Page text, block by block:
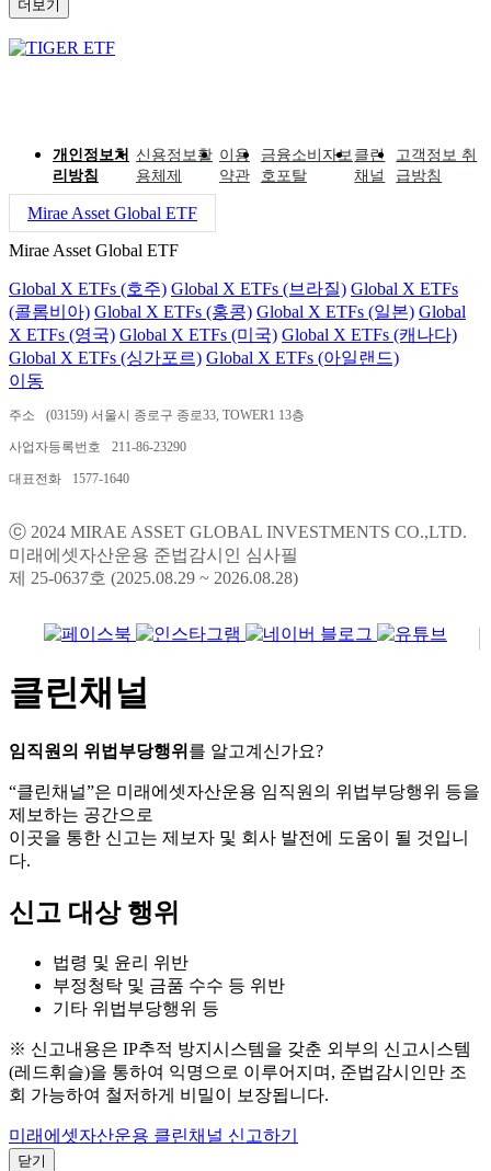
더보기
개인정보처
리방침
신용정보활
용체제
이용
약관
금융소비자보
호포탈
클린
채널
고객정보 취
급방침
Mirae Asset Global ETF
Mirae Asset Global ETF
Global X ETFs (호주) Global X ETFs (브라질) Global X ETFs
(콜롬비아) Global X ETFs (홍콩) Global X ETFs (일본) Global
X ETFs (영국) Global X ETFs (미국) Global X ETFs (캐나다)
Global X ETFs (싱가포르) Global X ETFs (아일랜드)
이동
주소 (03159) 서울시 종로구 종로33, TOWER1 13층
사업자등록번호 211-86-23290
대표전화 1577-1640
ⓒ 2024 MIRAE ASSET GLOBAL INVESTMENTS CO.,LTD.
미래에셋자산운용 준법감시인 심사필
제 25-0637호 (2025.08.29 ~ 2026.08.28)
클린채널
임직원의 위법부당행위 를 알고계신가요?
“클린채널”은 미래에셋자산운용 임직원의 위법부당행위 등을
제보하는 공간으로
이곳을 통한 신고는 제보자 및 회사 발전에 도움이 될 것입니
다.
신고 대상 행위
법령 및 윤리 위반
부정청탁 및 금품 수수 등 위반
기타 위법부당행위 등
※ 신고내용은 IP추적 방지시스템을 갖춘 외부의 신고시스템
(레드휘슬)을 통하여 익명으로 이루어지며, 준법감시인만 조
회 가능하여 철저하게 비밀이 보장됩니다.
미래에셋자산운용 클린채널 신고하기
닫기